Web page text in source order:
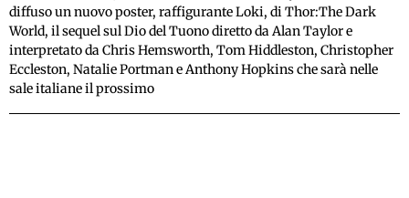
diffuso un nuovo poster, raffigurante Loki, di Thor:The Dark
World, il sequel sul Dio del Tuono diretto da Alan Taylor e
interpretato da Chris Hemsworth, Tom Hiddleston, Christopher
Eccleston, Natalie Portman e Anthony Hopkins che sarà nelle
sale italiane il prossimo